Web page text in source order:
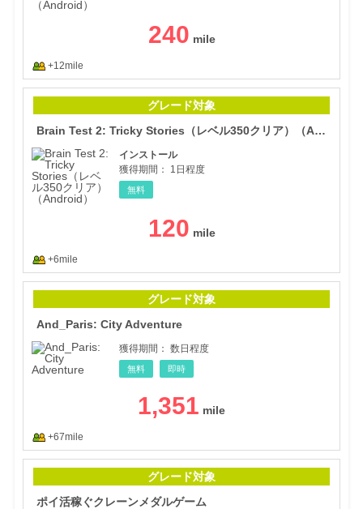
240
+12mile
グレード対象
Brain Test 2: Tricky Stories（レベル350クリア）（Android）
インストール
獲得期間：
1日程度
無料
120
+6mile
グレード対象
And_Paris: City Adventure
獲得期間： 数日程度
無料 即時
1,351
+67mile
グレード対象
ポイ活稼ぐクレーンメダルゲーム